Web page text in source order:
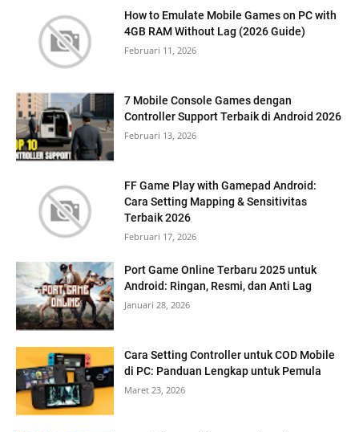
How to Emulate Mobile Games on PC with
4GB RAM Without Lag (2026 Guide)
Februari 11, 2026
7 Mobile Console Games dengan
Controller Support Terbaik di Android 2026
Februari 13, 2026
FF Game Play with Gamepad Android:
Cara Setting Mapping & Sensitivitas
Terbaik 2026
Februari 17, 2026
Port Game Online Terbaru 2025 untuk
Android: Ringan, Resmi, dan Anti Lag
Januari 28, 2026
Cara Setting Controller untuk COD Mobile
di PC: Panduan Lengkap untuk Pemula
Maret 23, 2026